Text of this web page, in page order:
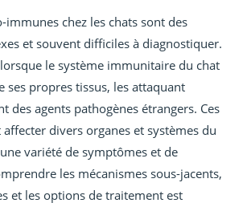
immunes chez les chats sont des
et souvent difficiles à diagnostiquer.
le système immunitaire du chat
ses propres tissus, les attaquant
des agents pathogènes étrangers. Ces
divers organes et systèmes du
variété de symptômes et de
les mécanismes sous-jacents,
et les options de traitement est